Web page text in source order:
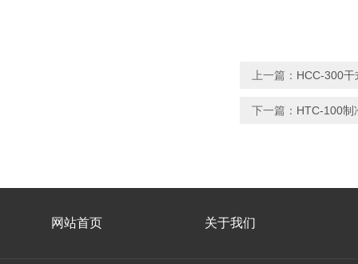
上一篇： HCC-300
下一篇： HTC-100制
网站首页 关于我们